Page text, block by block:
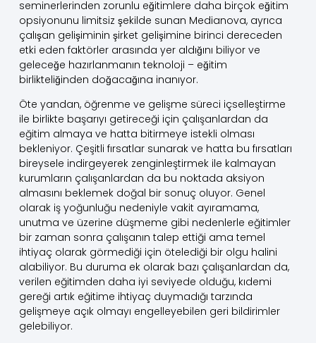
seminerlerinden zorunlu eğitimlere daha birçok eğitim
opsiyonunu limitsiz şekilde sunan Medianova, ayrıca
çalışan gelişiminin şirket gelişimine birinci dereceden
etki eden faktörler arasında yer aldığını biliyor ve
geleceğe hazırlanmanın teknoloji – eğitim
birlikteliğinden doğacağına inanıyor.
Öte yandan, öğrenme ve gelişme süreci içselleştirme
ile birlikte başarıyı getireceği için çalışanlardan da
eğitim almaya ve hatta bitirmeye istekli olması
bekleniyor. Çeşitli fırsatlar sunarak ve hatta bu fırsatları
bireysele indirgeyerek zenginleştirmek ile kalmayan
kurumların çalışanlardan da bu noktada aksiyon
almasını beklemek doğal bir sonuç oluyor. Genel
olarak iş yoğunluğu nedeniyle vakit ayıramama,
unutma ve üzerine düşmeme gibi nedenlerle eğitimler
bir zaman sonra çalışanın talep ettiği ama temel
ihtiyaç olarak görmediği için ötelediği bir olgu halini
alabiliyor. Bu duruma ek olarak bazı çalışanlardan da,
verilen eğitimden daha iyi seviyede olduğu, kıdemi
gereği artık eğitime ihtiyaç duymadığı tarzında
gelişmeye açık olmayı engelleyebilen geri bildirimler
gelebiliyor.